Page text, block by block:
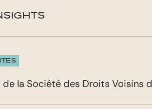
de la Société des Droits Voisins